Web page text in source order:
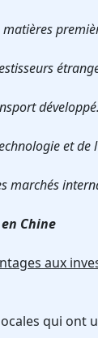
développé.
et de
marchés
Chine
aux
qui ont